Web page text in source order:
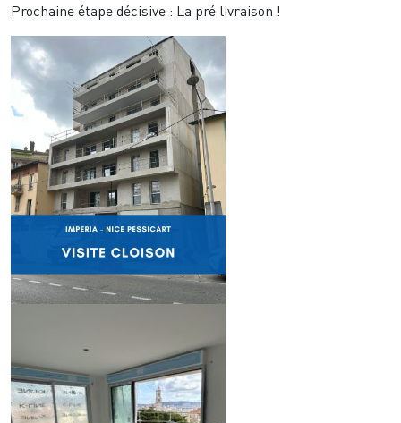
Prochaine étape décisive : La pré livraison !